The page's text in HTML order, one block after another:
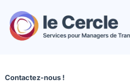
contenu
Contactez-nous !